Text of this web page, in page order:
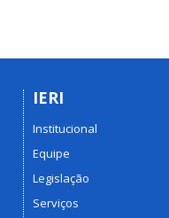
IERI
Institucional
Equipe
Legislação
Serviços